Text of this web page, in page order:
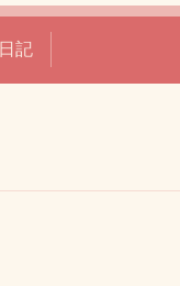
日記